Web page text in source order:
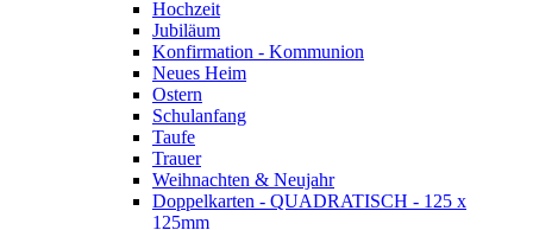
Hochzeit
Jubiläum
Konfirmation - Kommunion
Neues Heim
Ostern
Schulanfang
Taufe
Trauer
Weihnachten & Neujahr
Doppelkarten - QUADRATISCH - 125 x
125mm